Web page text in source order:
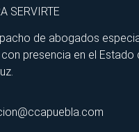
SERVIRTE
de abogados
presencia en el Estado